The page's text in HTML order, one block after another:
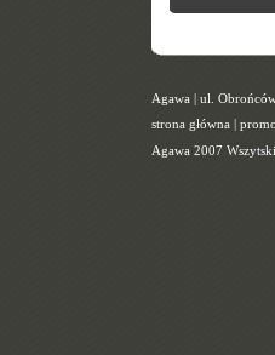
Agawa | ul.
strona główna
Agawa 2007